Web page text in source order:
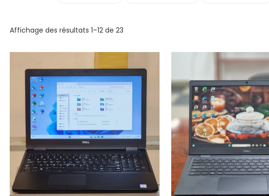
Affichage des résultats 1–12 de 23